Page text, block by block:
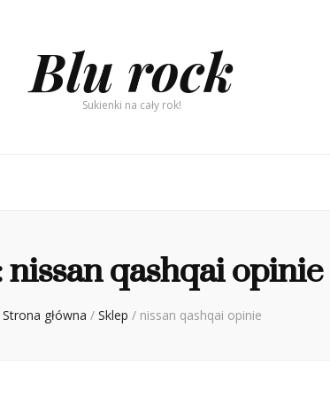
Blu rock
Sukienki na cały rok!
nissan qashqai opinie
Strona główna / Sklep / nissan qashqai opinie